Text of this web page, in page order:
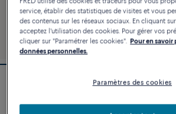
Puce d'oreille Pretty Woman
service, établir des statistiques de visites et vous
des contenus sur les réseaux sociaux. En cliquant
acceptez l'utilisation des cookies. Pour gérer vos
cliquer sur "Paramétrer les cookies". Pour en savoir
données personnelles.
Paramètres des cookies